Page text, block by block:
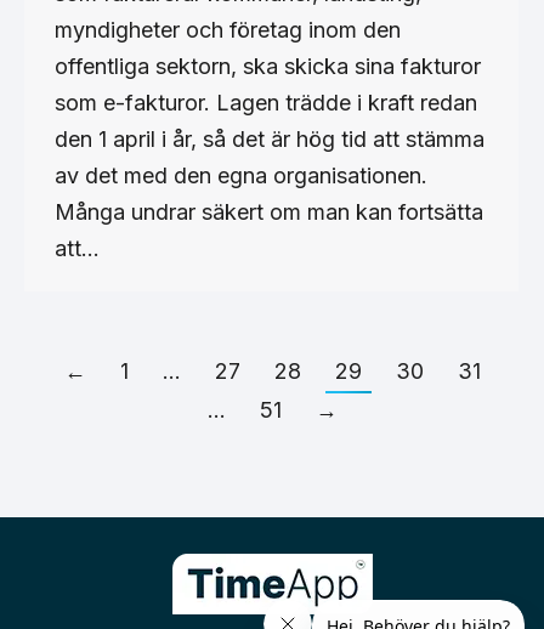
myndigheter och företag inom den
offentliga sektorn, ska skicka sina fakturor
som e-fakturor. Lagen trädde i kraft redan
den 1 april i år, så det är hög tid att stämma
av det med den egna organisationen.
Många undrar säkert om man kan fortsätta
att…
← 1 … 27 28 29 30
31
…
51 →